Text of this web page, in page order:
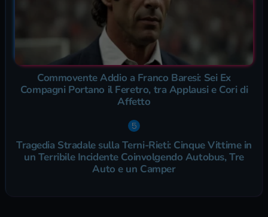
Commovente Addio a Franco Baresi: Sei Ex
Compagni Portano il Feretro, tra Applausi e Cori di
Affetto
Tragedia Stradale sulla Terni-Rieti: Cinque Vittime in
un Terribile Incidente Coinvolgendo Autobus, Tre
Auto e un Camper